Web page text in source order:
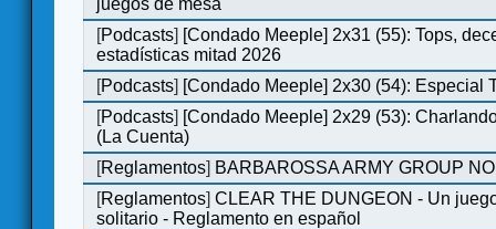
juegos de mesa
[Podcasts] [Condado Meeple] 2x31 (55): Tops,
estadísticas mitad 2026
[Podcasts] [Condado Meeple] 2x30 (54): Especial
[Podcasts] [Condado Meeple] 2x29 (53):
(La Cuenta)
[Reglamentos] BARBAROSSA ARMY GROUP
[Reglamentos]CLEAR THE DUNGEON - Un
solitario - Reglamento en español